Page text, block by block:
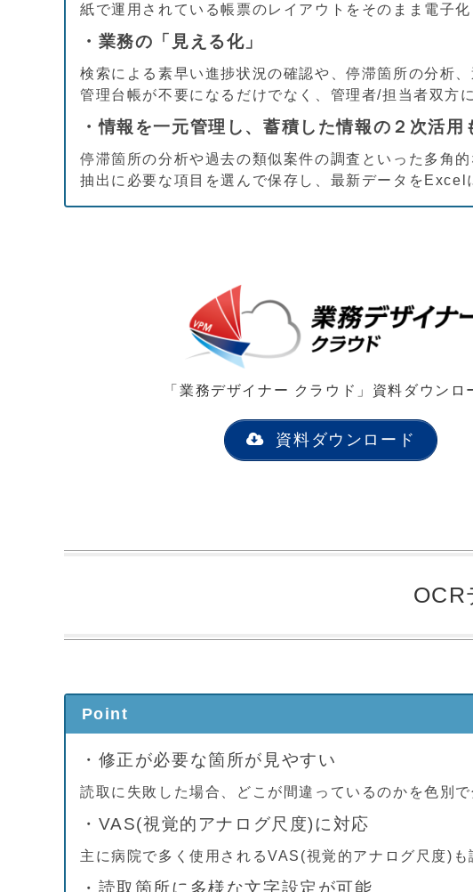
紙で運用されている帳票のレイアウトをそのまま電子
・業務の「見える化」
検索による素早い進捗状況の確認や、停滞箇所の分析
管理台帳が不要になるだけでなく、管理者/担当者双方
・情報を一元管理し、蓄積した情報の２次活用
停滞箇所の分析や過去の類似案件の調査といった多角的
抽出に必要な項目を選んで保存し、最新データをExcel
「業務デザイナー クラウド」資料ダウンロ
資料ダウンロード
Point
・修正が必要な箇所が見やすい
読取に失敗した場合、どこが間違っているのかを色別で
・VAS(視覚的アナログ尺度)に対応
主に病院で多く使用されるVAS(視覚的アナログ尺度)も
・読取箇所に多様な文字設定が可能